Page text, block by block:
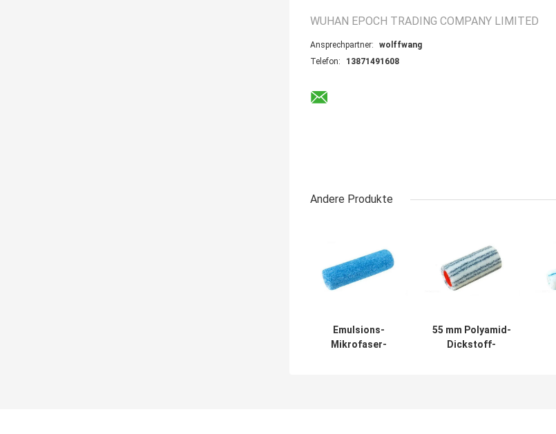
WUHAN EPOCH TRADING COMPANY LIMITED
Ansprechpartner:
wolffwang
Telefon:
13871491608
Andere Produkte
Emulsions-
Mikrofaser-
55 mm Polyamid-
Dickstoff-